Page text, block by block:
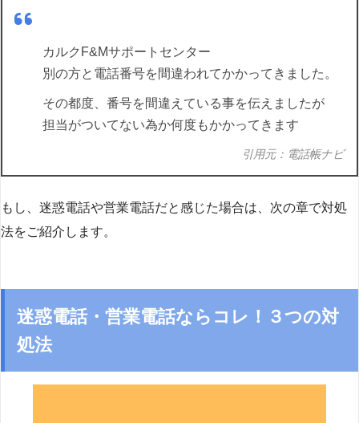
カルクF&Mサポートセンター
別の方と電話番号を間違われてかかってきました。
その都度、番号を間違えている事を伝えましたが
担当がついてない為か何度もかかってきます
引用元：電話帳ナビ
もし、迷惑電話や営業電話だと感じた場合は、次の章で対処
法をご紹介します。
迷惑電話・営業電話ならコレ！３つの対
処法